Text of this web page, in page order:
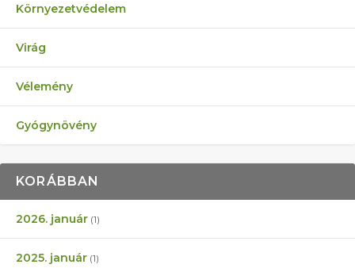
Környezetvédelem
Virág
Vélemény
Gyógynövény
KORÁBBAN
2026. január (1)
2025. január (1)